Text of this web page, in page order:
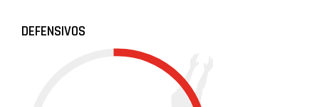
DEFENSIVOS